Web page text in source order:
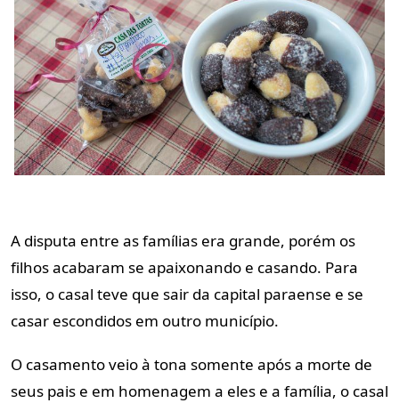
A disputa entre as famílias era grande, porém os
filhos acabaram se apaixonando e casando. Para
isso, o casal teve que sair da capital paraense e se
casar escondidos em outro município.
O casamento veio à tona somente após a morte de
seus pais e em homenagem a eles e a família, o casal